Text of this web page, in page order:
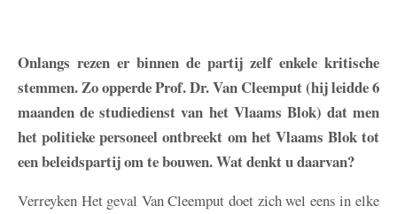
Onlangs rezen er binnen de partij zelf enkele kritische
stemmen. Zo opperde Prof. Dr. Van Cleemput (hij leidde 6
maanden de studiedienst van het Vlaams Blok) dat men
het politieke personeel ontbreekt om het Vlaams Blok tot
een beleidspartij om te bouwen. Wat denkt u daarvan?
Verreyken Het geval Van Cleemput doet zich wel eens in elke